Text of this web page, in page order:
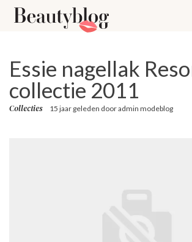
Essie nagellak
collectie 2011
Collecties 15 jaar geleden dooradmin modeblog